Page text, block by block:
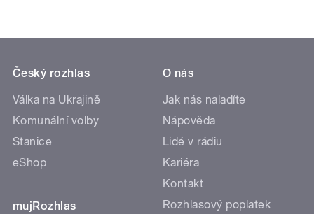
Český rozhlas
Válka na Ukrajině
Komunální volby
Stanice
eShop
mujRozhlas
O nás
Jak nás naladíte
Nápověda
Lidé v rádiu
Kariéra
Kontakt
Rozhlasový poplatek